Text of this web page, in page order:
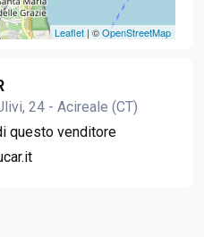
Leaflet | ©OpenStreetMap
24 - Acireale (CT)
questo venditore